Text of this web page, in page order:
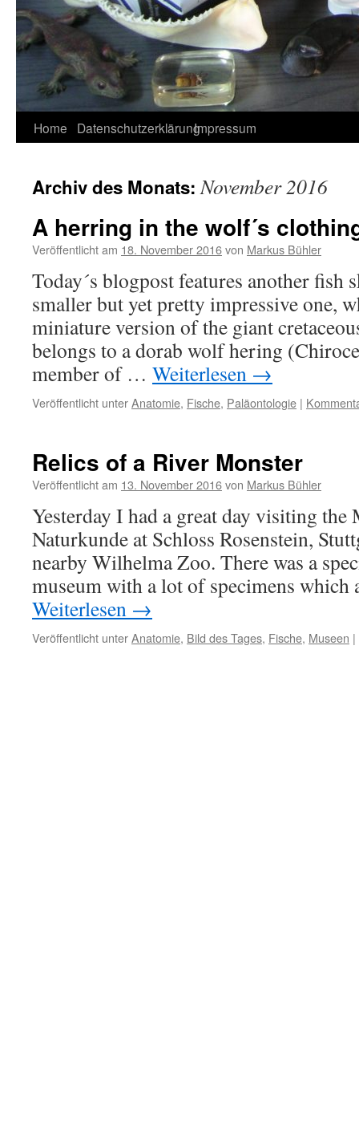
Home DatenschutzerklärungImpressum
Archiv des Monats:November 2016
A herring in the wolf´s
Veröffentlicht am 18. November 2016von Markus Bühler
Today´s blogpost features another fish
smaller but yet pretty impressive one,
miniature version of the giant
belongs to a dorab wolf hering
member of … Weiterlesen →
Veröffentlicht unterAnatomie, Fische, Paläontologie |
Relics of a River Monster
Veröffentlicht am 13. November 2016von Markus Bühler
Yesterday I had a great day visiting the
Naturkunde at Schloss Rosenstein,
nearby Wilhelma Zoo. There was a
museum with a lot of specimens
Weiterlesen →
Veröffentlicht unterAnatomie, Bild des Tages, Fische, Museen |